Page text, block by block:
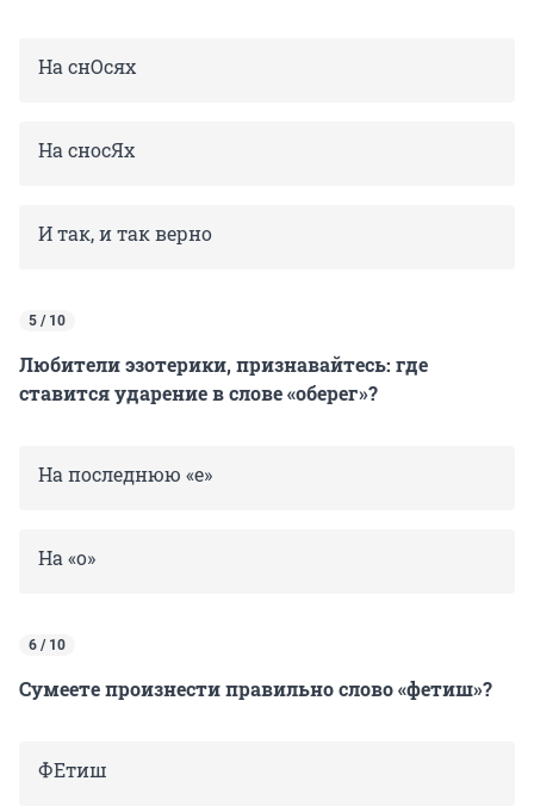
На снОсях
На сносЯх
И так, и так верно
5 / 10
Любители эзотерики, признавайтесь: где
ставится ударение в слове «оберег»?
На последнюю «е»
На «о»
6 / 10
Сумеете произнести правильно слово «фетиш»?
ФЕтиш